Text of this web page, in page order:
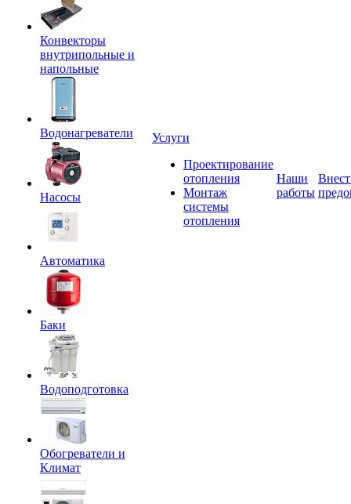
Конвекторы
внутрипольные и
напольные
Водонагреватели
Насосы
Автоматика
Баки
Водоподготовка
Обогреватели и
Климат
Услуги
Проектирование
отопления
Монтаж
системы
отопления
Наши
работы